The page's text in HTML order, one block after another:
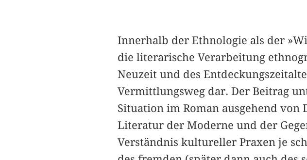
Innerhalb der Ethnologie als der
die literarische Verarbeitung
Neuzeit und des
Vermittlungsweg dar. Der Beitrag
Situation im Roman ausgehend
Literatur der Moderne und der
Verständnis kultureller Praxen je